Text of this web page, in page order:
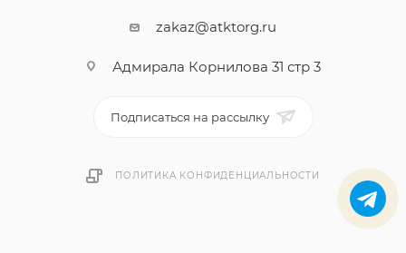
zakaz@atktorg.ru
Адмирала Корнилова 31 стр 3
Подписаться на рассылку
ПОЛИТИКА КОНФИДЕНЦИАЛЬНОСТИ